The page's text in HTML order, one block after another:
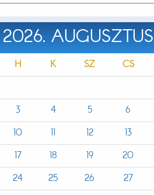
2026. AUGUSZTUS
H K SZ CS
3
4 5 6
10
11 12 13
17
18 19 20
24
25 26 27